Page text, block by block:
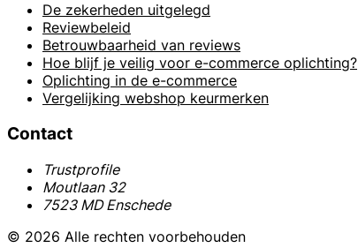
De zekerheden uitgelegd
Reviewbeleid
Betrouwbaarheid van reviews
Hoe blijf je veilig voor e-commerce oplichting?
Oplichting in de e-commerce
Vergelijking webshop keurmerken
Contact
Trustprofile
Moutlaan 32
7523 MD Enschede
© 2026 Alle rechten voorbehouden